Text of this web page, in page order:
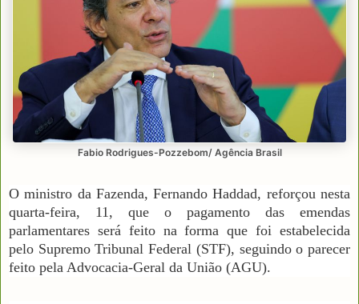
Fabio Rodrigues-Pozzebom/ Agência Brasil
O ministro da Fazenda, Fernando Haddad, reforçou nesta
quarta-feira, 11, que o pagamento das emendas
parlamentares será feito na forma que foi estabelecida
pelo Supremo Tribunal Federal (STF), seguindo o parecer
feito pela Advocacia-Geral da União (AGU).